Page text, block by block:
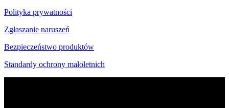
Polityka prywatności
Zgłaszanie naruszeń
Bezpieczeństwo produktów
Standardy ochrony małoletnich